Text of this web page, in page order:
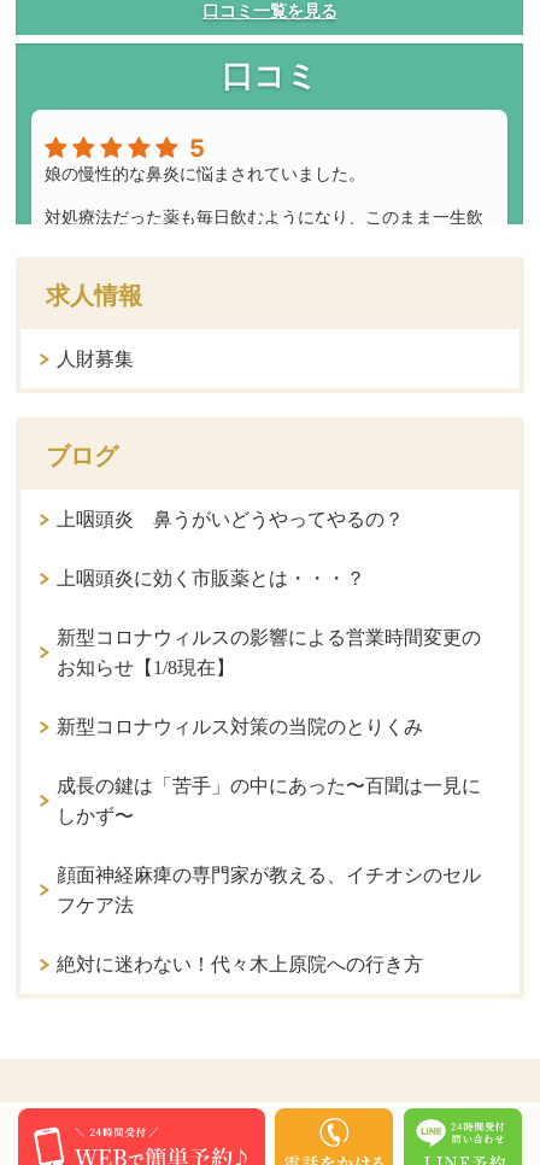
求人情報
人財募集
ブログ
上咽頭炎 鼻うがいどうやってやるの？
上咽頭炎に効く市販薬とは・・・？
新型コロナウィルスの影響による営業時間変更の
お知らせ【1/8現在】
新型コロナウィルス対策の当院のとりくみ
成長の鍵は「苦手」の中にあった〜百聞は一見に
しかず〜
顔面神経麻痺の専門家が教える、イチオシのセル
フケア法
絶対に迷わない！代々木上原院への行き方